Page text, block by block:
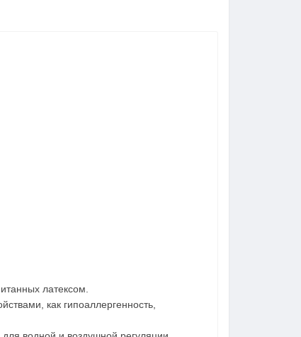
латексом.
как гипоаллергенность,